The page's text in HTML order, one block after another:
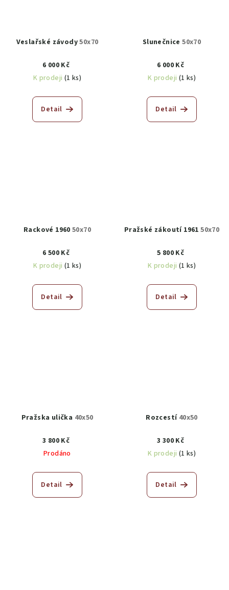
Veslařské závody50x70
6 000 Kč
K prodeji (1 ks)
Detail
Slunečnice50x70
6 000 Kč
K prodeji (1 ks)
Detail
Rackové 196050x70
6 500 Kč
K prodeji (1 ks)
Detail
Pražské zákoutí 196150x70
5 800 Kč
K prodeji (1 ks)
Detail
Pražska ulička 40x50
3 800 Kč
Prodáno
Detail
Rozcestí 40x50
3 300 Kč
K prodeji (1 ks)
Detail